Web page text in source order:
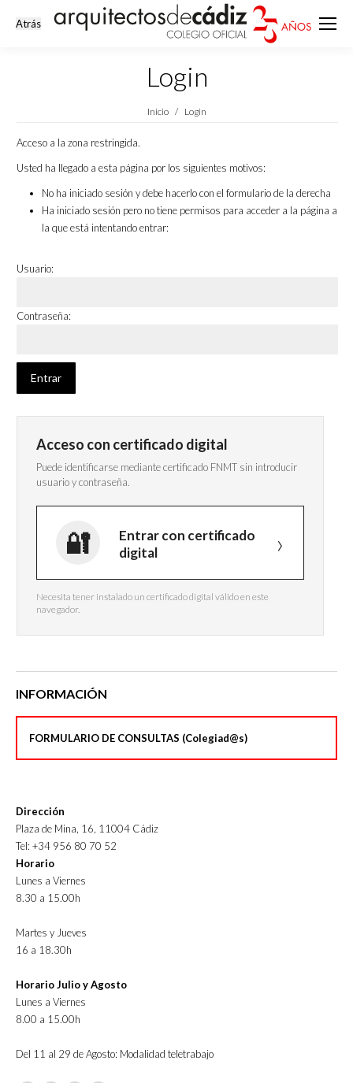
Login
Estás aquí:
Inicio Login
Acceso a la zona restringida.
Usted ha llegado a esta página por los siguientes motivos:
No ha iniciado sesión y debe hacerlo con el formulario de la derecha
Ha iniciado sesión pero no tiene permisos para acceder a la página a
la que está intentando entrar:
Usuario:
Contraseña:
Acceso con certificado digital
Puede identificarse mediante certificado FNMT sin introducir
usuario y contraseña.
Entrar con certificado
digital
Necesita tener instalado un certificado digital válido en este
navegador.
INFORMACIÓN
FORMULARIO DE CONSULTAS (Colegiad@s)
Dirección
Plaza de Mina, 16, 11004 Cádiz
Tel: +34 956 80 70 52
Horario
Lunes a Viernes
8.30 a 15.00h
Martes y Jueves
16 a 18.30h
Horario Julio y Agosto
Lunes a Viernes
8.00 a 15.00h
Del 11 al 29 de Agosto: Modalidad teletrabajo